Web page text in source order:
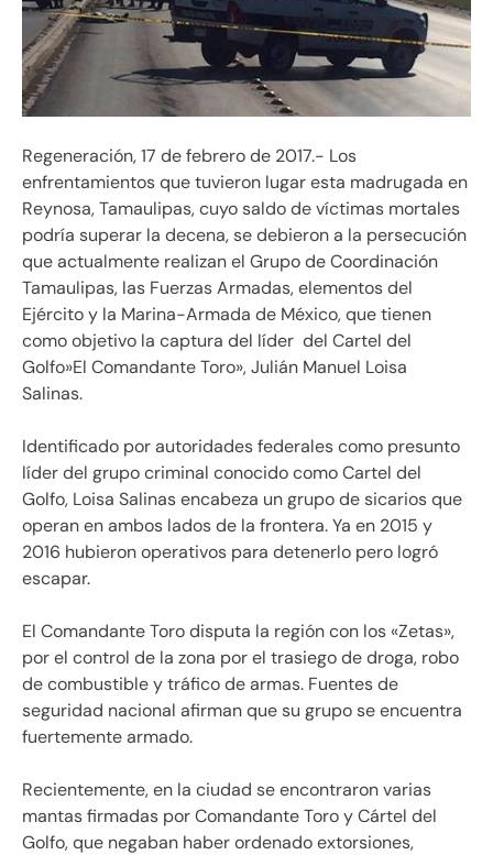
Regeneración, 17 de febrero de 2017.- Los
enfrentamientos que tuvieron lugar esta madrugada en
Reynosa, Tamaulipas, cuyo saldo de víctimas mortales
podría superar la decena, se debieron a la persecución
que actualmente realizan el Grupo de Coordinación
Tamaulipas, las Fuerzas Armadas, elementos del
Ejército y la Marina-Armada de México, que tienen
como objetivo la captura del líder del Cartel del
Golfo»El Comandante Toro», Julián Manuel Loisa
Salinas.
Identificado por autoridades federales como presunto
líder del grupo criminal conocido como Cartel del
Golfo, Loisa Salinas encabeza un grupo de sicarios que
operan en ambos lados de la frontera. Ya en 2015 y
2016 hubieron operativos para detenerlo pero logró
escapar.
El Comandante Toro disputa la región con los «Zetas»,
por el control de la zona por el trasiego de droga, robo
de combustible y tráfico de armas. Fuentes de
seguridad nacional afirman que su grupo se encuentra
fuertemente armado.
Recientemente, en la ciudad se encontraron varias
mantas firmadas por Comandante Toro y Cártel del
Golfo, que negaban haber ordenado extorsiones,